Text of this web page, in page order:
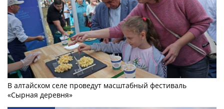
В алтайском селе проведут масштабный фестиваль
«Сырная деревня»